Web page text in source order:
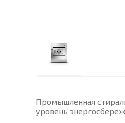
Промышленная
уровень